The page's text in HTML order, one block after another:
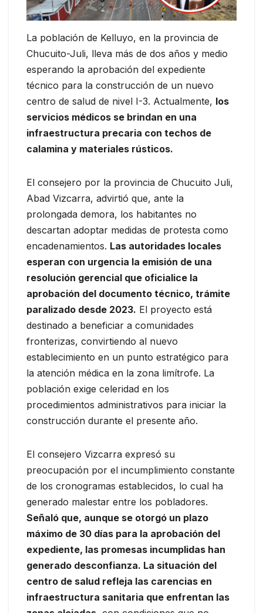
La población de Kelluyo, en la provincia de
Chucuito-Juli, lleva más de dos años y medio
esperando la aprobación del expediente
técnico para la construcción de un nuevo
centro de salud de nivel I-3. Actualmente, los
servicios médicos se brindan en una
infraestructura precaria con techos de
calamina y materiales rústicos.
El consejero por la provincia de Chucuito Juli,
Abad Vizcarra, advirtió que, ante la
prolongada demora, los habitantes no
descartan adoptar medidas de protesta como
encadenamientos. Las autoridades locales
esperan con urgencia la emisión de una
resolución gerencial que oficialice la
aprobación del documento técnico, trámite
paralizado desde 2023. El proyecto está
destinado a beneficiar a comunidades
fronterizas, convirtiendo al nuevo
establecimiento en un punto estratégico para
la atención médica en la zona limítrofe. La
población exige celeridad en los
procedimientos administrativos para iniciar la
construcción durante el presente año.
El consejero Vizcarra expresó su
preocupación por el incumplimiento constante
de los cronogramas establecidos, lo cual ha
generado malestar entre los pobladores.
Señaló que, aunque se otorgó un plazo
máximo de 30 días para la aprobación del
expediente, las promesas incumplidas han
generado desconfianza. La situación del
centro de salud refleja las carencias en
infraestructura sanitaria que enfrentan las